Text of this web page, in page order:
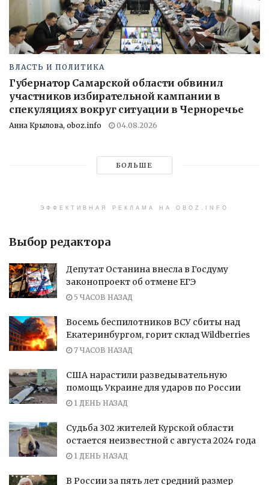
ВЛАСТЬ И ПОЛИТИКА
Губернатор Самарской области обвинил
участников избирательной кампании в
спекуляциях вокруг ситуации в Черноречье
Анна Крылова, oboz.info 04.08.2026
БОЛЬШЕ
ЭФФЕКТИВНАЯ РЕКЛАМА НА OBOZ.INFO
Выбор редактора
Депутат Останина внесла в Госдуму
законопроект об отмене ЕГЭ
5 ЧАСОВ НАЗАД
Восемь беспилотников ВСУ сбиты над
Екатеринбургом, горит склад Wildberries
7 ЧАСОВ НАЗАД
США нарастили разведывательную
помощь Украине для ударов по России
1 ДЕНЬ НАЗАД
Судьба 302 жителей Курской области
остается неизвестной с августа 2024 года
1 ДЕНЬ НАЗАД
В России за пять лет средний размер